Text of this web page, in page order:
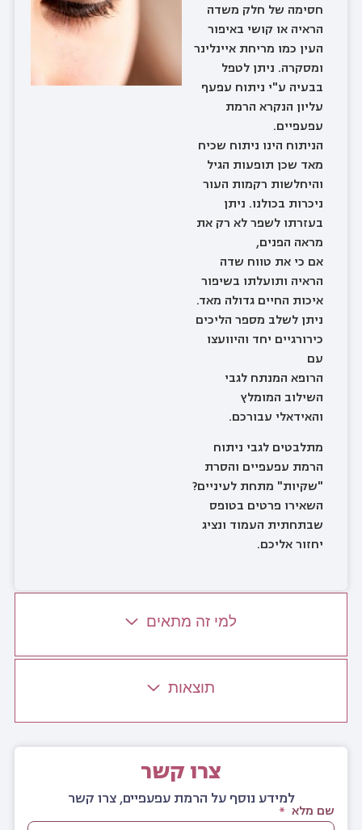
למי זה מתאים
תוצאות
חסימה של חלק משדה
הראיה או קושי באיפור
העין כמו מריחת איינלינר
ומסקרה. ניתן לטפל
בבעיה ע"י ניתוח עפעף
עליון הנקרא הרמת
עפעפיים.
הניתוח הינו ניתוח שכיח
מאד שכן תופעות הגיל
והיחלשות רקמות העור
ניכרות בכולנו. ניתן
בעזרתו לשפר לא רק את
מראה הפנים,
אם כי את טווח שדה
הראיה ותועלתו בשיפור
איכות החיים גדולה מאד.
ניתן לשלב מספר הליכים
כירורגיים יחד והיוועצו
עם
הרופא המנתח לגבי
השילוב המומלץ
והאידאלי עבורכם.
מתלבטים לגבי ניתוח
הרמת עפעפיים והסרת
"שקיות" מתחת לעיניים?
השאירו פרטים בטופס
שבתחתית העמוד ונציג
יחזור אליכם.
צרו קשר
למידע נוסף על הרמת עפעפיים, צרו קשר
שם מלא